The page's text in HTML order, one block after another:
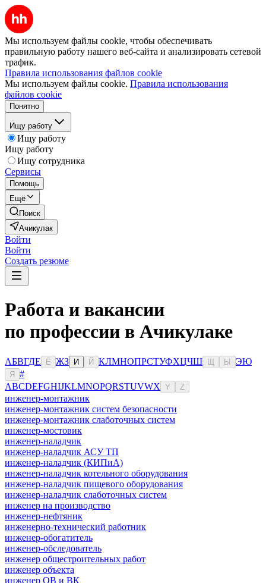
Мы используем файлы cookie, чтобы обеспечивать
правильную работу нашего веб-сайта и анализировать сетевой
трафик.
Правила использования файлов cookie
Мы используем файлы cookie. Правила использования
файлов cookie
Понятно
Ищу работу
Ищу работу
Ищу работу
Ищу сотрудника
Сервисы
Помощь
Ещё
Поиск
Ачикулак
Войти
Войти
Создать резюме
Работа и вакансии
по профессии в Ачикулаке
АБВГДЕ Ё ЖЗ И Й КЛМНОПРСТУФХЦЧШ Ы ЭЮ
Я
#
ABCDEFGHIJKLMNOPQRSTUVWX Y Z
инженер-монтажник
инженер-монтажник систем безопасности
инженер-монтажник слаботочных систем
инженер-мостовик
инженер-наладчик
инженер-наладчик АСУ ТП
инженер-наладчик (КИПиА)
инженер-наладчик котельного оборудования
инженер-наладчик пищевого оборудования
инженер-наладчик слаботочных систем
инженер на производство
инженер-нефтяник
инженерно-технический работник
инженер-обогатитель
инженер-обследователь
инженер общестроительных работ
инженер объекта
инженер ОВ и ВК